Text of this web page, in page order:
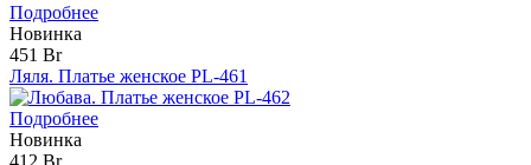
Подробнее
Новинка
451 Br
Ляля. Платье женское PL-461
Подробнее
Новинка
412 Br